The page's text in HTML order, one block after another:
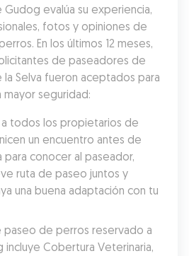
evalúa su experiencia,
fotos y opiniones de
En los últimos 12 meses,
de paseadores de
Selva fueron aceptados para
mayor seguridad:
todos los propietarios de
un encuentro antes de
para conocer al paseador,
ruta de paseo juntos y
una buena adaptación con tu
paseo de perros reservado a
Cobertura Veterinaria,